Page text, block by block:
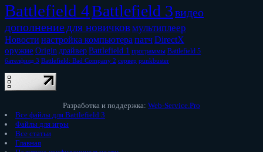
Battlefield 4Battlefield 3видео
дополнениедля новичковмультиплеер
Новости настройка компьютерапатчDirectX
оружие Origin драйвер Battlefield 1 программы Battlefield 5
бателфилд 3 Battlefield: Bad Company 2 сервер punkbuster
Разработка и поддержка: Web-Service.Pro
Все файлы для Battlefield 3
Файлы для игры
Все статьи
Главная